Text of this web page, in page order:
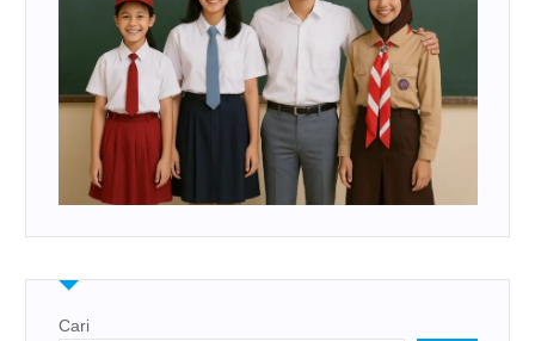
Cari